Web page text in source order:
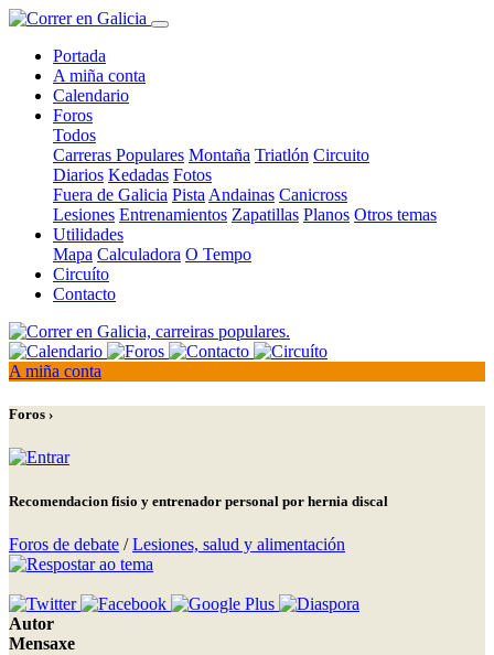
Portada
A miña conta
Calendario
Foros
Todos
Carreras Populares Montaña Triatlón Circuito
Diarios Kedadas Fotos
Fuera de Galicia Pista Andainas Canicross
Lesiones Entrenamientos Zapatillas Planos Otros temas
Utilidades
Mapa Calculadora O Tempo
Circuíto
Contacto
A miña conta
Foros ›
Recomendacion fisio y entrenador personal por hernia discal
Foros de debate /Lesiones, salud y alimentación
Autor
Mensaxe